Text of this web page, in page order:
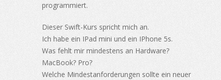
programmiert.
Dieser Swift-Kurs spricht mich an.
Ich habe ein IPad mini und ein IPhone 5s.
Was fehlt mir mindestens an Hardware?
MacBook? Pro?
Welche Mindestanforderungen sollte ein neuer